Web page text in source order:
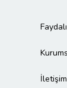
İletişim